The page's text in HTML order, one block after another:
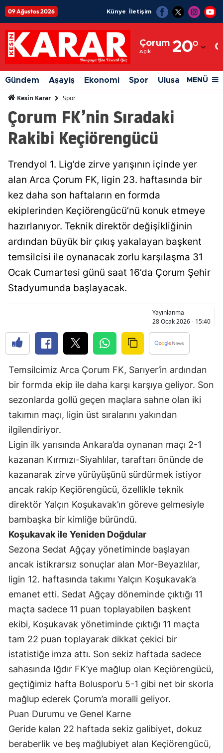
09 Ağustos 2026 Künye İletişim
Çorum
Açık 20°
Adıyaman
Afyonkarahisar
Ağrı
Amasya
Ankara
Artvin
Aydın
Balıkesir
Bilecik
Bingöl
Bitlis
Burdur
Bursa
Çanakkale
Çorum
Denizli
Edirne
Elazığ
Erzincan
Gaziantep
Giresun
Gümüşhane
Hakkari
Hatay
Isparta
Mersin
İstanbul
İzmir
Kars
Gündem Aşayiş Ekonomi Spor Ulusal Siyaset
MENÜ
Kesin Karar Spor
Çorum FK’nin Sıradaki
Rakibi Keçiörengücü
Trendyol 1. Lig’de zirve yarışının içinde yer
alan Arca Çorum FK, ligin 23. haftasında bir
kez daha son haftaların en formda
ekiplerinden Keçiörengücü’nü konuk etmeye
hazırlanıyor. Teknik direktör değişikliğinin
ardından büyük bir çıkış yakalayan başkent
temsilcisi ile oynanacak zorlu karşılaşma 31
Ocak Cumartesi günü saat 16’da Çorum Şehir
Stadyumunda başlayacak.
Yayınlanma
28 Ocak 2026 - 15:40
Temsilcimiz Arca Çorum FK, Sarıyer’in ardından
bir formda ekip ile daha karşı karşıya geliyor. Son
sezonlarda gollü geçen maçlara sahne olan iki
takımın maçı, ligin üst sıralarını yakından
ilgilendiriyor.
Ligin ilk yarısında Ankara’da oynanan maçı 2-1
kazanan Kırmızı-Siyahlılar, taraftarı önünde de
kazanarak zirve yürüyüşünü sürdürmek istiyor
ancak rakip Keçiörengücü, özellikle teknik
direktör Yalçın Koşukavak’ın göreve gelmesiyle
bambaşka bir kimliğe büründü.
Koşukavak ile Yeniden Doğdular
Sezona Sedat Ağçay yönetiminde başlayan
ancak istikrarsız sonuçlar alan Mor-Beyazlılar,
ligin 12. haftasında takımı Yalçın Koşukavak’a
emanet etti. Sedat Ağçay döneminde çıktığı 11
maçta sadece 11 puan toplayabilen başkent
ekibi, Koşukavak yönetiminde çıktığı 11 maçta
tam 22 puan toplayarak dikkat çekici bir
istatistiğe imza attı. Son sekiz haftada sadece
sahasında Iğdır FK’ye mağlup olan Keçiörengücü,
geçtiğimiz hafta Boluspor’u 5-1 gibi net bir skorla
mağlup ederek Çorum’a moralli geliyor.
Puan Durumu ve Genel Karne
Geride kalan 22 haftada sekiz galibiyet, dokuz
beraberlik ve beş mağlubiyet alan Keçiörengücü,